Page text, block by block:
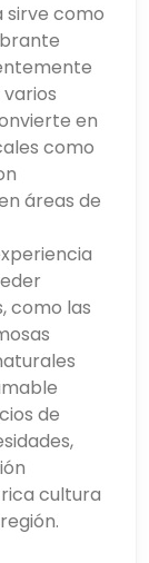
sirve como
en
como
áreas de
como las
de
cultura